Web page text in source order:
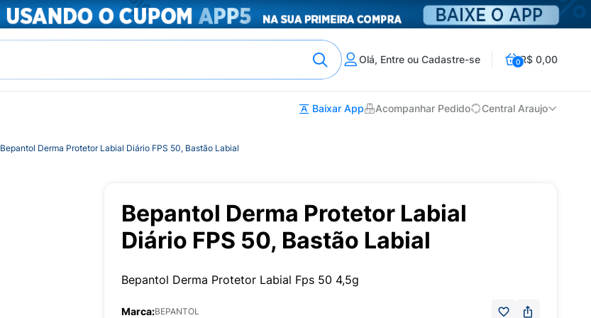
Olá, Entre ou Cadastre-se 0R$ 0,00
Baixar App Acompanhar Pedido Central Araujo
Bepantol Derma Protetor Labial Diário FPS 50, Bastão Labial
Bepantol Derma Protetor Labial
Diário FPS 50, Bastão Labial
Bepantol Derma Protetor Labial Fps 50 4,5g
Marca:BEPANTOL